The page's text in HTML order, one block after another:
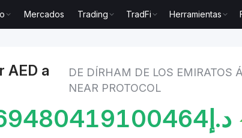
Mercados Trading TradFi Herramientas
AED a
DE DÍRHAM DE LOS EMIRATOS
NEAR PROTOCOL
د.إ